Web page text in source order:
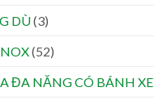
DÙ(3)
(52)
ĐA NĂNG CÓ BÁNH XE